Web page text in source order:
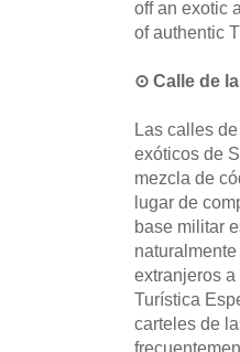
off an exotic
of authentic
⊙ Calle de
Las calles
exóticos de
mezcla de
lugar de
base militar
extranjeros
Turística
carteles de